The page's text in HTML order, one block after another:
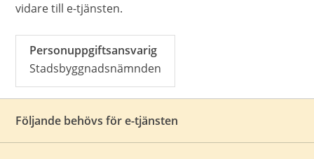
vidare till e-tjänsten.
Personuppgiftsansvarig
Stadsbyggnadsnämnden
Följande behövs för e-tjänsten